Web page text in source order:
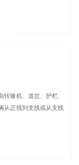
机、道岔、护栏、
从正线到支线或从支线